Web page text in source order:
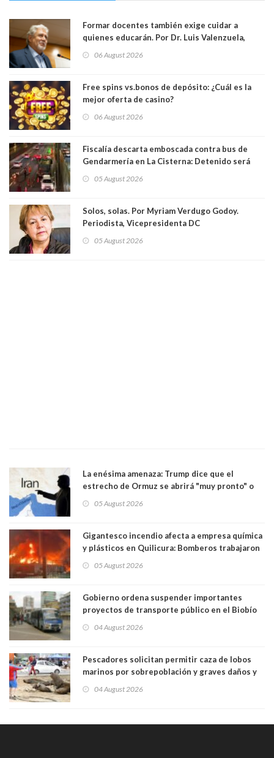
Formar docentes también exige cuidar a
quienes educarán. Por Dr. Luis Valenzuela,
Académicos U. Católica Silva Henríquez
06 August 2026
Free spins vs.bonos de depósito: ¿Cuál es la
mejor oferta de casino?
06 August 2026
Fiscalía descarta emboscada contra bus de
Gendarmería en La Cisterna: Detenido será
05 August 2026
Solos, solas. Por Myriam Verdugo Godoy.
Periodista, Vicepresidenta DC
05 August 2026
La enésima amenaza: Trump dice que el
estrecho de Ormuz se abrirá "muy pronto" o
05 August 2026
Gigantesco incendio afecta a empresa química
y plásticos en Quilicura: Bomberos trabajaron
05 August 2026
Gobierno ordena suspender importantes
proyectos de transporte público en el Biobío
04 August 2026
Pescadores solicitan permitir caza de lobos
marinos por sobrepoblación y graves daños y
04 August 2026